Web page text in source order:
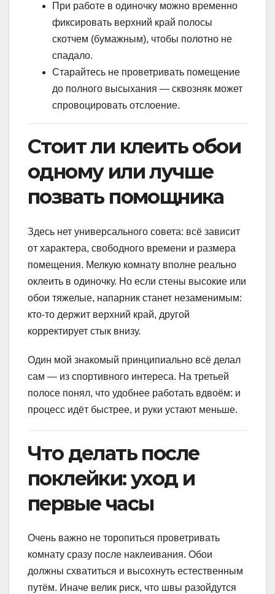
При работе в одиночку можно временно
фиксировать верхний край полосы
скотчем (бумажным), чтобы полотно не
спадало.
Старайтесь не проветривать помещение
до полного высыхания — сквозняк может
спровоцировать отслоение.
Стоит ли клеить обои
одному или лучше
позвать помощника
Здесь нет универсального совета: всё зависит
от характера, свободного времени и размера
помещения. Мелкую комнату вполне реально
оклеить в одиночку. Но если стены высокие или
обои тяжелые, напарник станет незаменимым:
кто-то держит верхний край, другой
корректирует стык внизу.
Один мой знакомый принципиально всё делал
сам — из спортивного интереса. На третьей
полосе понял, что удобнее работать вдвоём: и
процесс идёт быстрее, и руки устают меньше.
Что делать после
поклейки: уход и
первые часы
Очень важно не торопиться проветривать
комнату сразу после наклеивания. Обои
должны схватиться и высохнуть естественным
путём. Иначе велик риск, что швы разойдутся